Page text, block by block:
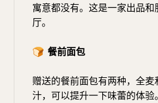
寓意都没有。这是一家出品
厅。
🍞 餐前面包
赠送的餐前面包有两种，全
汁，可以提升一下味蕾的体验。